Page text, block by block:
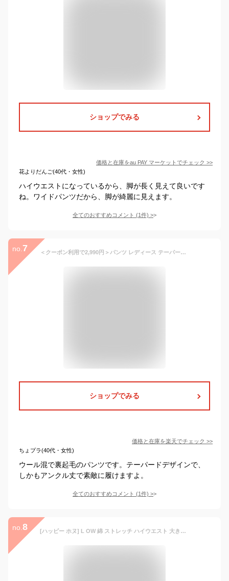
ショップでみる
価格と在庫をau PAY マーケット でチェック >>
花よりだんご(40代・女性)
ハイウエストになっているから、脚が長く見えて良いです
ね。ワイドパンツだから、脚が綺麗に見えます。
全てのおすすめコメント (1件) >
no. 7 ＜クーポン利用で2,990円＞パンツ レディース テーパードパンツ きれいめ 秋冬 冬 秋 テーパード スティックパンツ センターブレス クロップド ウール オフィス カジュアル フォーマル 大きいサイズ 小さいサイズ【 ウールブレンドテーパードパンツ 】 ダークエンジェル
ショップでみる
価格と在庫を楽天でチェック >>
ちょプラ(40代・女性)
ウール混で裏起毛のパンツです。テーパードデザインで、
しかもアンクル丈で素敵に履けますよ。
全てのおすすめコメント (1件) >
no. 8 [ハッピー ホヌ] L OW 綿 ストレッチ ハイウエスト 大きいサイズ ワイドパンツ 春夏 キレイメ 春夏秋冬 ロング パンツ ボトムス 大きめ ユッタリ ファスナー スラックス 50代 ストレート ジーンズ cotton デニムパンツ リラックス オシャレ カジュアル 春 インディゴ 楽ちん イージー ロング丈 セクシー コットン お洒落 ズボン カワイイ 冬 ルームウェア 秋 春秋 オオキイ ルームウェアー 春夏秋 ボタン ノータック ビッグ ビックサイズ ダボダボ 無地 ハイウェスト レデイース レ